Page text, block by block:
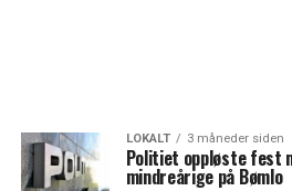
LOKALT 3 måneder siden
Politiet oppløste fest
mindreårige på Bømlo